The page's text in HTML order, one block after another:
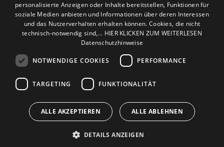
personalisierte Anzeigen oder Inhalte bereitstellen, Funktionen für
soziale Medien anbieten und Informationen über deren Interessen
und das Nutzerverhalten erhalten können. Cookies, die nicht
technisch-notwendig sind,... HIER KLICKEN ZUM WEITERLESEN
Datenschutzhinweise
NOTWENDIGE COOKIES PERFORMANCE
TARGETING FUNKTIONALITÄT
ALLE AKZEPTIEREN ALLE ABLEHNEN
DETAILS ANZEIGEN